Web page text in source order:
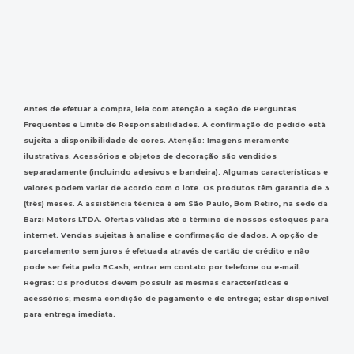
Antes de efetuar a compra, leia com atenção a seção de Perguntas
Frequentes e Limite de Responsabilidades. A confirmação do pedido está
sujeita a disponibilidade de cores. Atenção: Imagens meramente
ilustrativas. Acessórios e objetos de decoração são vendidos
separadamente (incluindo adesivos e bandeira). Algumas características e
valores podem variar de acordo com o lote. Os produtos têm garantia de 3
(três) meses. A assistência técnica é em São Paulo, Bom Retiro, na sede da
Barzi Motors LTDA. Ofertas válidas até o término de nossos estoques para
internet. Vendas sujeitas à analise e confirmação de dados. A opção de
parcelamento sem juros é efetuada através de cartão de crédito e não
pode ser feita pelo BCash, entrar em contato por telefone ou e-mail.
Regras: Os produtos devem possuir as mesmas características e
acessórios; mesma condição de pagamento e de entrega; estar disponível
para entrega imediata.